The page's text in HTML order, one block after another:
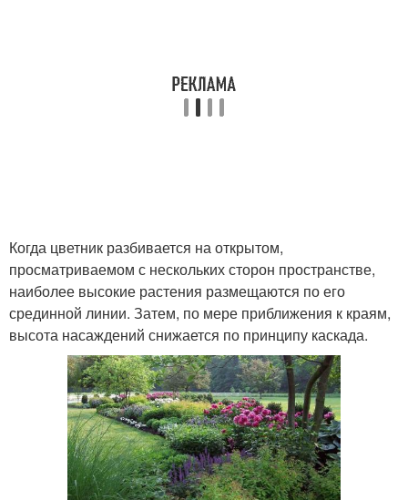
Когда цветник разбивается на открытом,
просматриваемом с нескольких сторон пространстве,
наиболее высокие растения размещаются по его
срединной линии. Затем, по мере приближения к краям,
высота насаждений снижается по принципу каскада.